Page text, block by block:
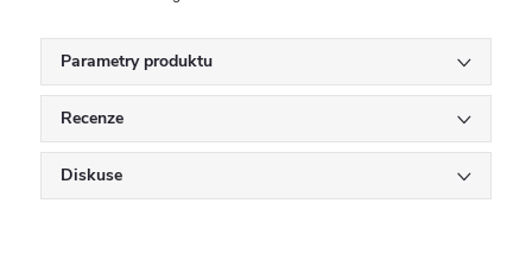
Parametry produktu
Recenze
Diskuse